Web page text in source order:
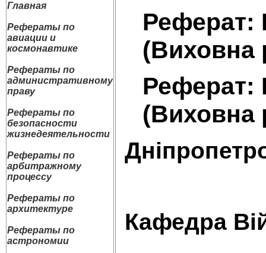
Главная
Рефераты по
авиации и
космонавтике
Рефераты по
административному
праву
Рефераты по
безопасности
жизнедеятельности
Рефераты по
арбитражному
процессу
Рефераты по
архитектуре
Рефераты по
астрономии
Реферат:
(Виховна
Реферат:
(Виховна
Кафедра